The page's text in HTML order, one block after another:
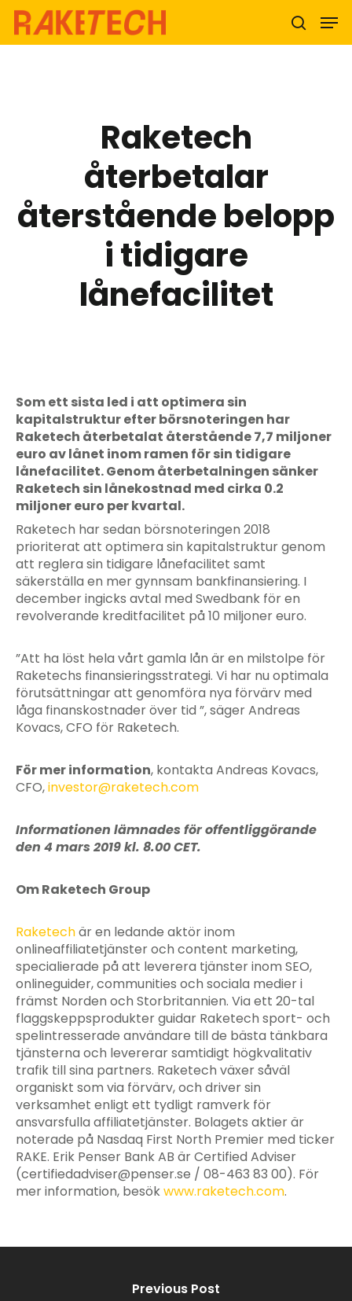
Raketech
återbetalar
återstående belopp
i tidigare
lånefacilitet
Som ett sista led i att optimera sin
kapitalstruktur efter börsnoteringen har
Raketech återbetalat återstående 7,7 miljoner
euro av lånet inom ramen för sin tidigare
lånefacilitet. Genom återbetalningen sänker
Raketech sin lånekostnad med cirka 0.2
miljoner euro per kvartal.
Raketech har sedan börsnoteringen 2018
prioriterat att optimera sin kapitalstruktur genom
att reglera sin tidigare lånefacilitet samt
säkerställa en mer gynnsam bankfinansiering. I
december ingicks avtal med Swedbank för en
revolverande kreditfacilitet på 10 miljoner euro.
”Att ha löst hela vårt gamla lån är en milstolpe för
Raketechs finansieringsstrategi. Vi har nu optimala
förutsättningar att genomföra nya förvärv med
låga finanskostnader över tid ”, säger Andreas
Kovacs, CFO för Raketech.
För mer information, kontakta Andreas Kovacs,
CFO,investor@raketech.com
Informationen lämnades för offentliggörande
den 4 mars 2019 kl. 8.00 CET.
Om Raketech Group
Raketechär en ledande aktör inom
onlineaffiliatetjänster och content marketing,
specialierade på att leverera tjänster inom SEO,
onlineguider, communities och sociala medier i
främst Norden och Storbritannien. Via ett 20-tal
flaggskeppsprodukter guidar Raketech sport- och
spelintresserade användare till de bästa tänkbara
tjänsterna och levererar samtidigt högkvalitativ
trafik till sina partners. Raketech växer såväl
organiskt som via förvärv, och driver sin
verksamhet enligt ett tydligt ramverk för
ansvarsfulla affiliatetjänster. Bolagets aktier är
noterade på Nasdaq First North Premier med ticker
RAKE. Erik Penser Bank AB är Certified Adviser
(certifiedadviser@penser.se / 08-463 83 00). För
mer information, besökwww.raketech.com.
Previous Post